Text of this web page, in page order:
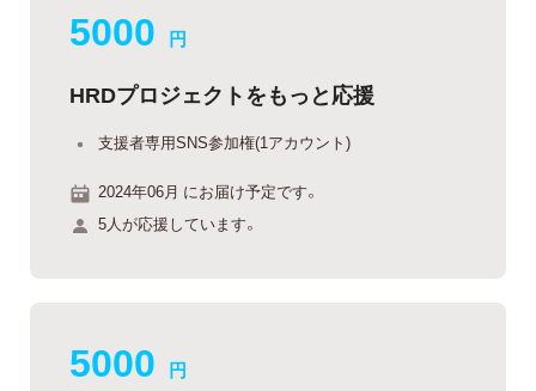
5000 円
HRDプロジェクトをもっと応援
支援者専用SNS参加権(1アカウント)
2024年06月 にお届け予定です。
5人が応援しています。
5000 円